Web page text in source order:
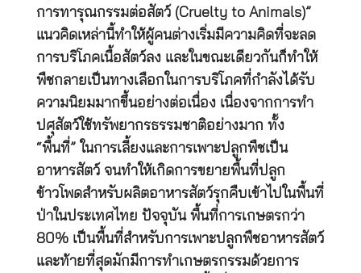
การทารุณกรรมต่อสัตว์ (Cruelty to Animals)”
แนวคิดเหล่านี้ทำให้ผู้คนต่างเริ่มมีความคิดที่จะลด
การบริโภคเนื้อสัตว์ลง และในขณะเดียวกันก็ทำให้
พืชกลายเป็นทางเลือกในการบริโภคที่กำลังได้รับ
ความนิยมมากขึ้นอย่างต่อเนื่อง เนื่องจากการทำ
ปศุสัตว์ใช้ทรัพยากรธรรมชาติอย่างมาก ทั้ง
“พื้นที่” ในการเลี้ยงและการเพาะปลูกพืชเป็น
อาหารสัตว์ จนทำให้เกิดการขยายพื้นที่ปลูก
ข้าวโพดสำหรับผลิตอาหารสัตว์รุกคืบเข้าไปในพื้นที่
ป่าในประเทศไทย ปัจจุบัน พื้นที่การเกษตรกว่า
80% เป็นพื้นที่สำหรับการเพาะปลูกพืชอาหารสัตว์
และท้ายที่สุดมักมีการทำเกษตรกรรมด้วยการ